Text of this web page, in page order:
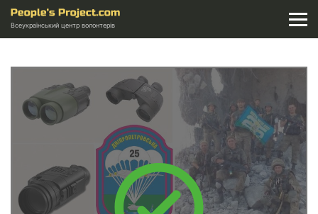
Всеукраїнський центр волонтерів